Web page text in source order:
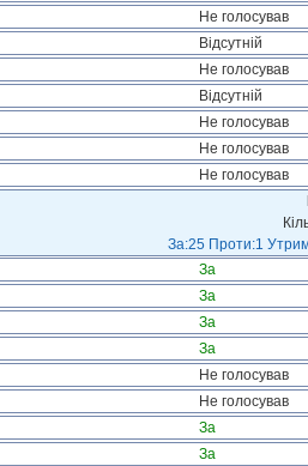
Не голосував
Відсутній
Не голосував
Відсутній
Не голосував
Не голосував
Не голосував
За:25 Проти:1
За
За
За
За
Не голосував
Не голосував
За
За